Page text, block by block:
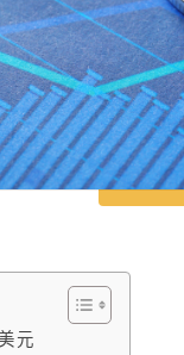
元